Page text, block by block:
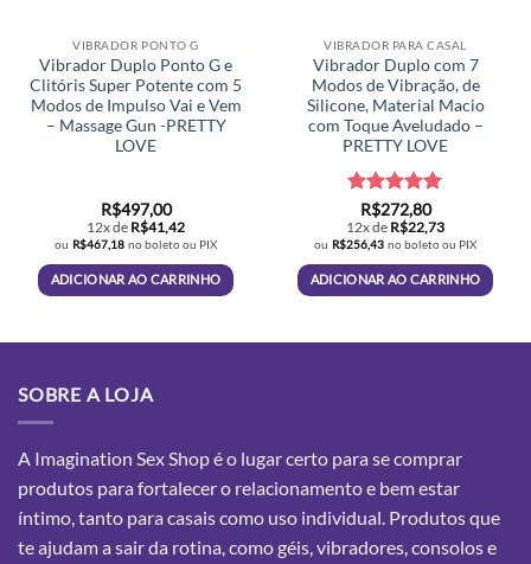
VIBRADOR PONTO G
Vibrador Duplo Ponto G e
Clitóris Super Potente com 5
Modos de Impulso Vai e Vem
– Massage Gun -PRETTY
LOVE
R$497,00
12x de R$41,42
ou R$467,18 no boleto ou PIX
ADICIONAR AO CARRINHO
VIBRADOR PARA CASAL
Vibrador Duplo com 7
Modos de Vibração, de
Silicone, Material Macio
com Toque Aveludado –
PRETTY LOVE
Avaliação5
de 5
R$272,80
12x de R$22,73
ou R$256,43 no boleto ou PIX
ADICIONAR AO CARRINHO
SOBRE A LOJA
A Imagination Sex Shop é o lugar certo para se comprar
produtos para fortalecer o relacionamento e bem estar
íntimo, tanto para casais como uso individual. Produtos que
te ajudam a sair da rotina, como géis, vibradores, consolos e